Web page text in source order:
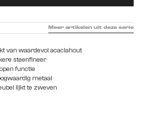
van waardevol acaciahout
steenfineer
functie
metaal
lijkt te zweven
Meer artikelen uit deze serie